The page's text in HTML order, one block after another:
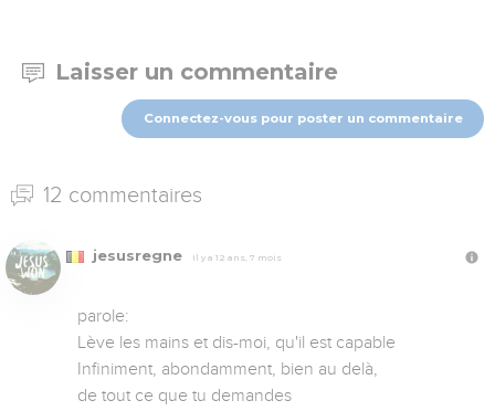
Laisser un commentaire
Connectez-vous pour poster un commentaire
12 commentaires
jesusregne Il y a 12 ans, 7 mois
parole:
Lève les mains et dis-moi, qu'il est capable
Infiniment, abondamment, bien au delà,
de tout ce que tu demandes